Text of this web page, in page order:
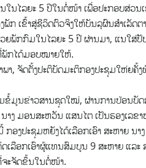
ໃນໄລຍະ 5 ປີໃນຕໍ່ໜ້າ ເພື່ອປະກອບສ່ວນ
ກ ເຂົ້າສູ່ຊີວິດຕົວຈິງໃຫ້ບັນລຸຜົນສຳເລັດ
ພັກກົມໃນໄລຍະ 5 ປີ ຜ່ານມາ, ແນໃສ່ປັ
ກໄດ້ມອບໝາຍໃຫ້.
າ, ຈັດຕັ້ງປະຕິບັດມະຕິກອງປະຊຸມໃຫ່ຍ
ນຂ່າວສານຊຸດໃໝ່, ຜ່ານການປ່ອນບັດ
າງ ມອນສະຫວັນ ແສນໄຕ ເປັນຮອງເລ
ປະຊຸມຫຍັງໄດ້ເລືອກເອົາ ສະຫາຍ ນາ
ກເອົາຜູ້ແທນສົມບູນ 9 ສະຫາຍ ແລະ ສໍ
ຈະຈັດຂຶ້ນໃນຕໍ່ໜ້າ.